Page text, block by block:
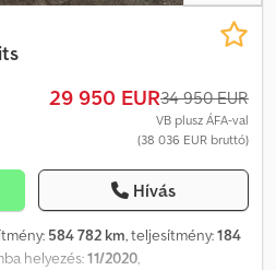
29 950 EUR34 950 EUR
VB plusz ÁFA-val
(38 036 EUR bruttó)
Hívás
584 782 km, teljesítmény:184
helyezés:11/2020,